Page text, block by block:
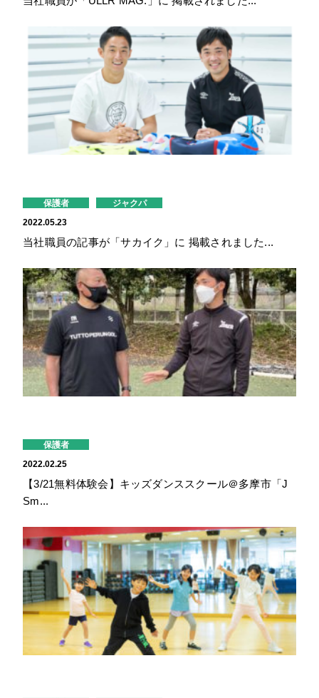
保護者
ジャクパ
2022.05.23
当社職員の記事が「サカイク」に 掲載されました...
保護者
2022.02.25
【3/21無料体験会】キッズダンススクール＠多摩市「J
Sm...